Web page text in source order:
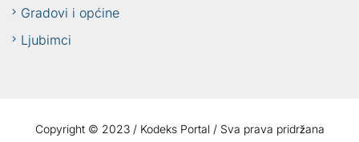
Gradovi i općine
Ljubimci
Copyright © 2023 / Kodeks Portal / Sva prava pridržana